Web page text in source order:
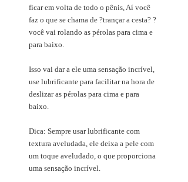
ficar em volta de todo o pênis, Aí você
faz o que se chama de ?trançar a cesta? ?
você vai rolando as pérolas para cima e
para baixo.
Isso vai dar a ele uma sensação incrível,
use lubrificante para facilitar na hora de
deslizar as pérolas para cima e para
baixo.
Dica: Sempre usar lubrificante com
textura aveludada, ele deixa a pele com
um toque aveludado, o que proporciona
uma sensação incrível.